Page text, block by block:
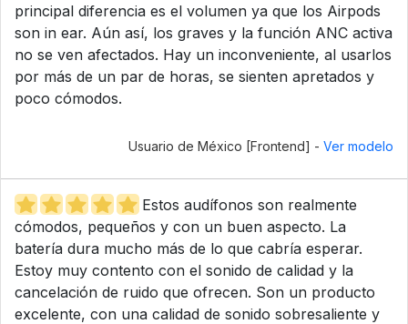
principal diferencia es el volumen ya que los Airpods
son in ear. Aún así, los graves y la función ANC activa
no se ven afectados. Hay un inconveniente, al usarlos
por más de un par de horas, se sienten apretados y
poco cómodos.
Usuario de México [Frontend] - Ver modelo
Estos audífonos son realmente
cómodos, pequeños y con un buen aspecto. La
batería dura mucho más de lo que cabría esperar.
Estoy muy contento con el sonido de calidad y la
cancelación de ruido que ofrecen. Son un producto
excelente, con una calidad de sonido sobresaliente y